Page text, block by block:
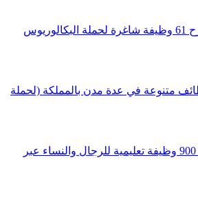
شركة نيوم تعلن عن طرح 61 وظيفة شاغرة لحملة البكالوريوس
متنوعة في عدة مدن بالمملكة (لحملة
تعلن جامعة القصيم عن 900 وظيفة تعليمية للرجال والنساء عبر